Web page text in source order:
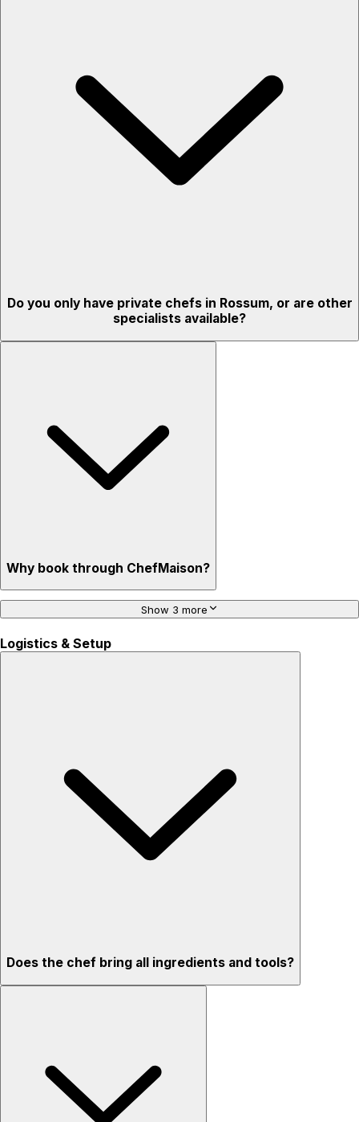
Do you only have private chefs in Rossum, or are other
specialists available?
Why book through ChefMaison?
Show 3 more
Logistics & Setup
Does the chef bring all ingredients and tools?